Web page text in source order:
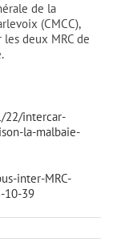
de la
(CMCC),
deux MRC de
22/intercar-
la-malbaie-
inter-MRC-
10-39